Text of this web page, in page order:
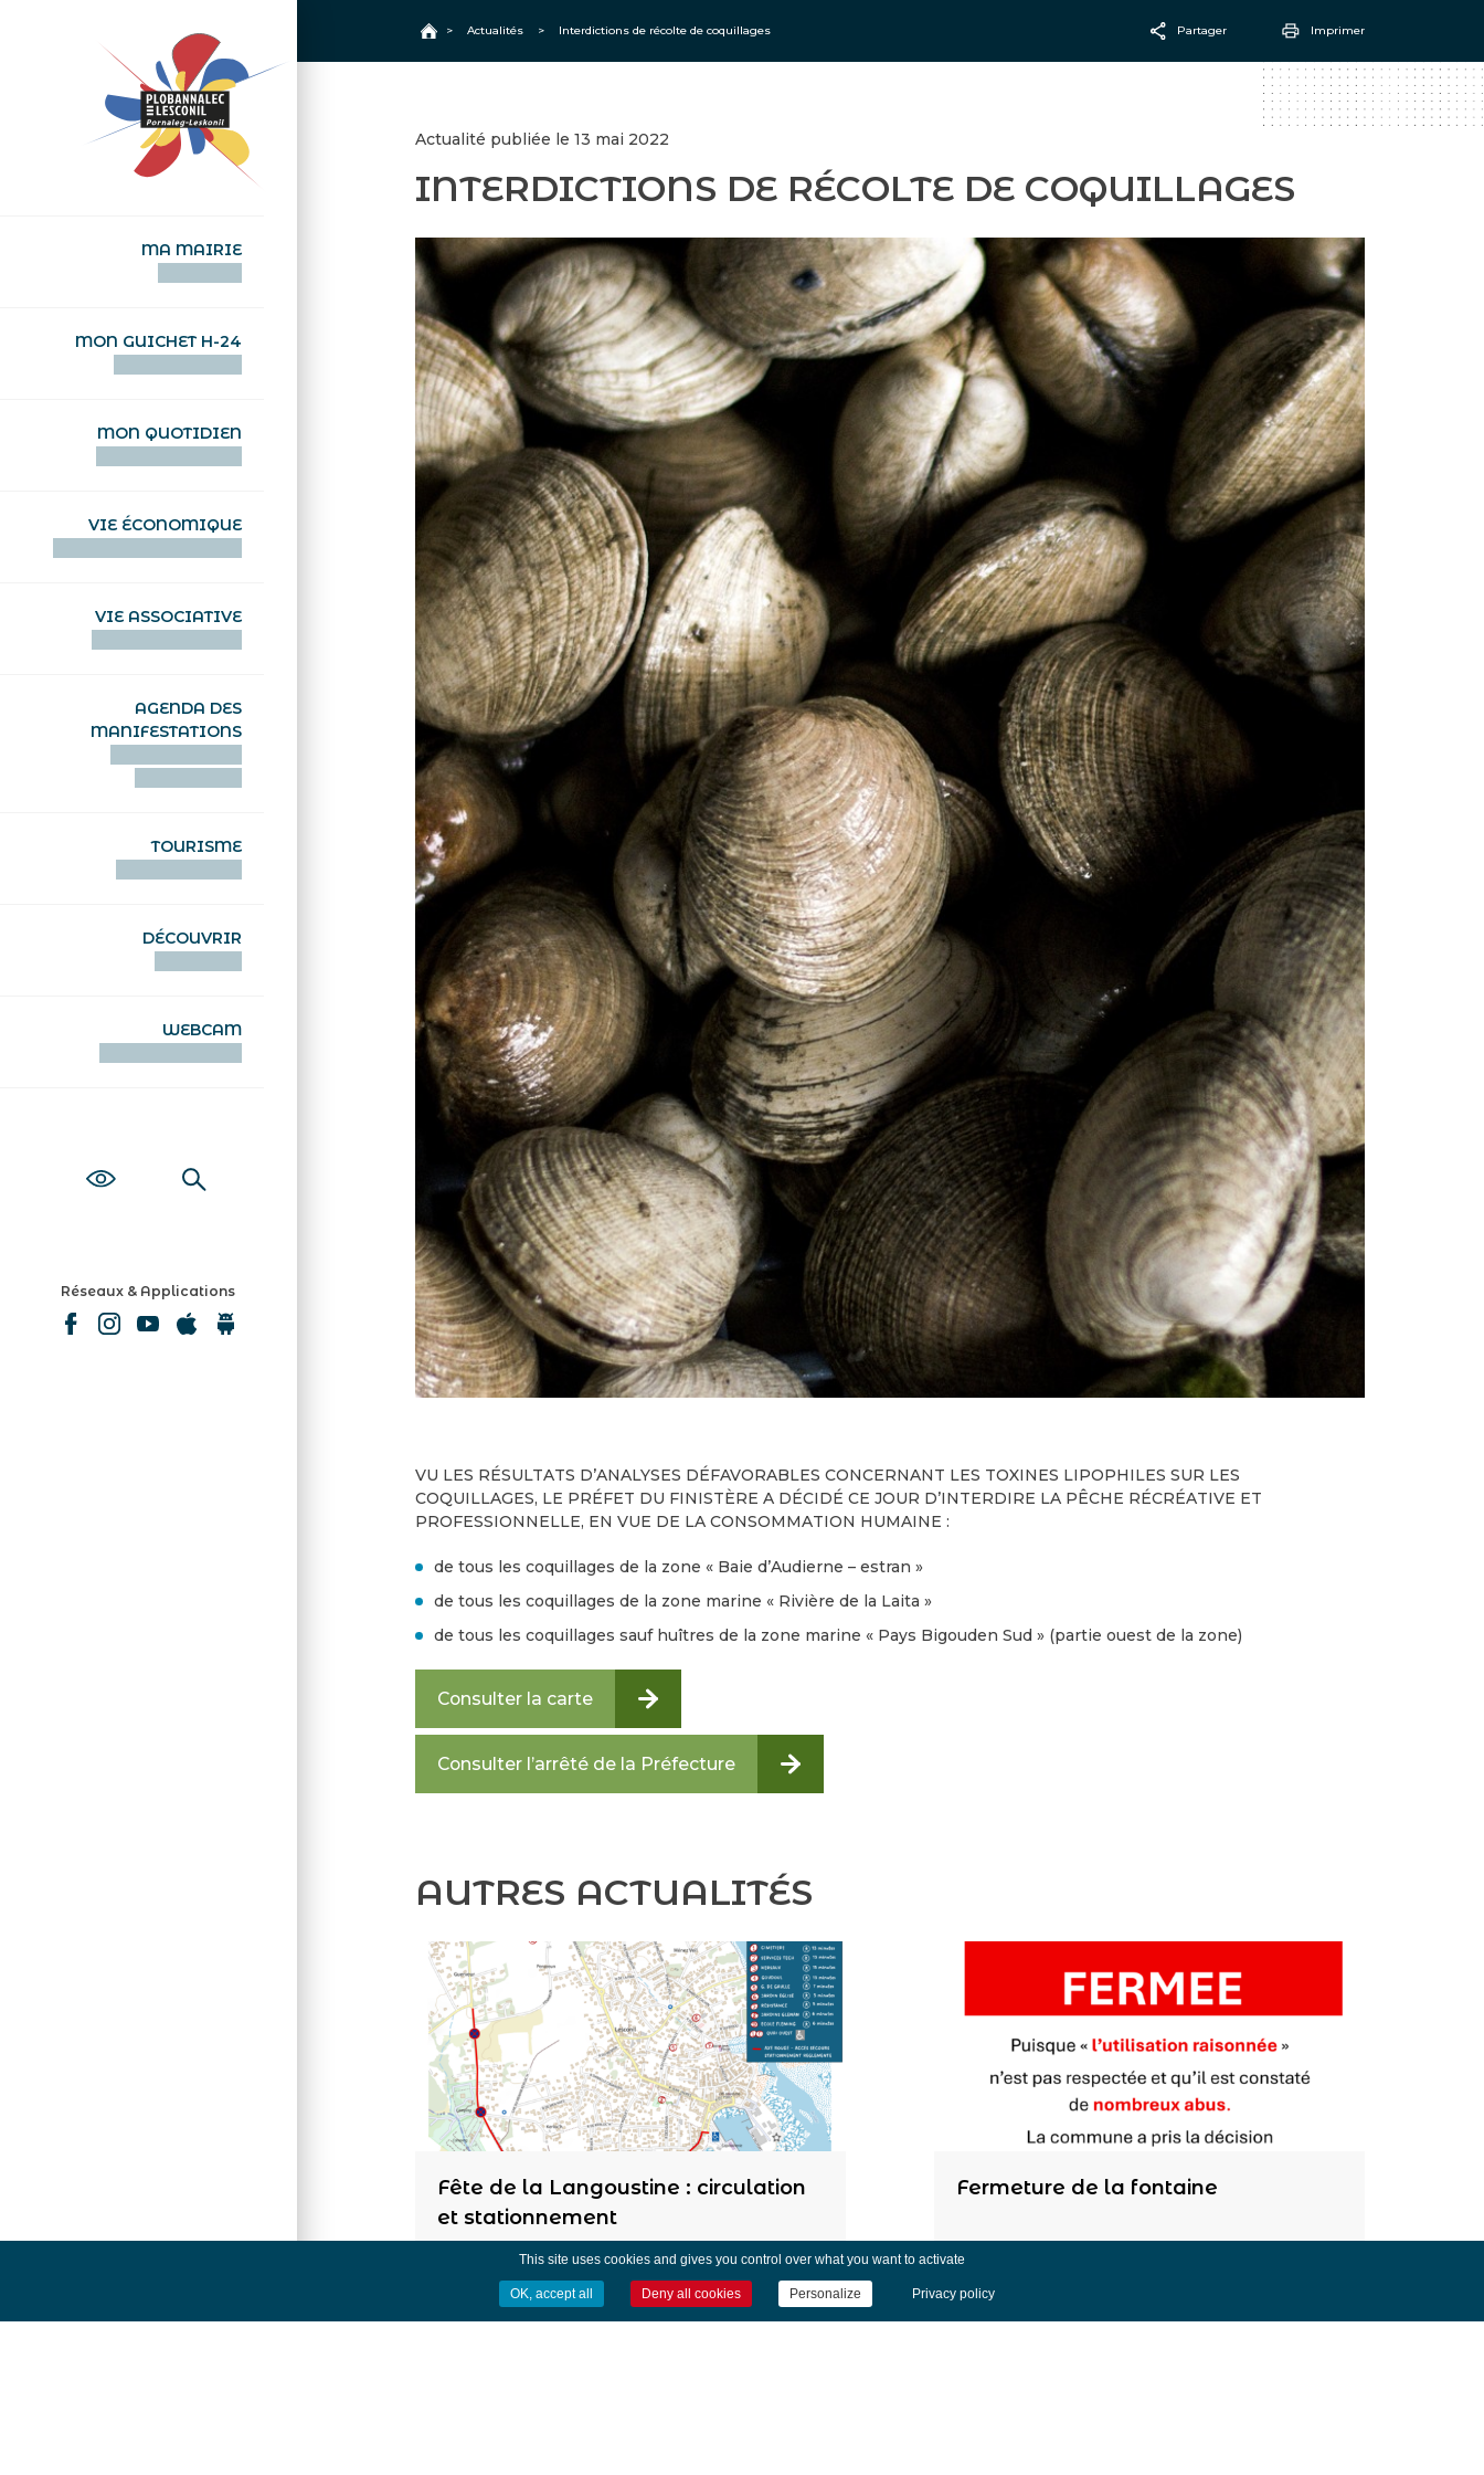
MA MAIRIE
MON GUICHET H-24
MON QUOTIDIEN
VIE ÉCONOMIQUE
VIE ASSOCIATIVE
AGENDA DES
MANIFESTATIONS
TOURISME
DÉCOUVRIR
WEBCAM
Réseaux & Applications
Accueil
> Actualités > Interdictions de récolte de coquillages Partager
Facebook
Imprimer
Actualité publiée le 13 mai 2022
INTERDICTIONS DE RÉCOLTE DE COQUILLAGES
VU LES RÉSULTATS D’ANALYSES DÉFAVORABLES CONCERNANT LES TOXINES LIPOPHILES SUR LES
COQUILLAGES, LE PRÉFET DU FINISTÈRE A DÉCIDÉ CE JOUR D’INTERDIRE LA PÊCHE RÉCRÉATIVE ET
PROFESSIONNELLE, EN VUE DE LA CONSOMMATION HUMAINE :
de tous les coquillages de la zone « Baie d’Audierne – estran »
de tous les coquillages de la zone marine « Rivière de la Laita »
de tous les coquillages sauf huîtres de la zone marine « Pays Bigouden Sud » (partie ouest de la zone)
Consulter la carte
Consulter l’arrêté de la Préfecture
AUTRES ACTUALITÉS
Fête de la Langoustine : circulation
et stationnement
Fermeture de la fontaine
This site uses cookies and gives you control over what you want to activate
OK, accept all Deny all cookies Personalize Privacy policy